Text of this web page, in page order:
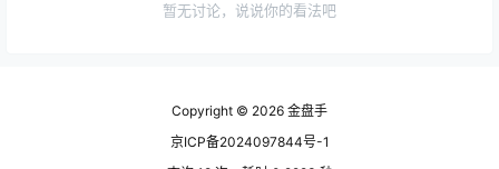
暂无讨论，说说你的看法吧
Copyright © 2026 金盘手
京ICP备2024097844号-1